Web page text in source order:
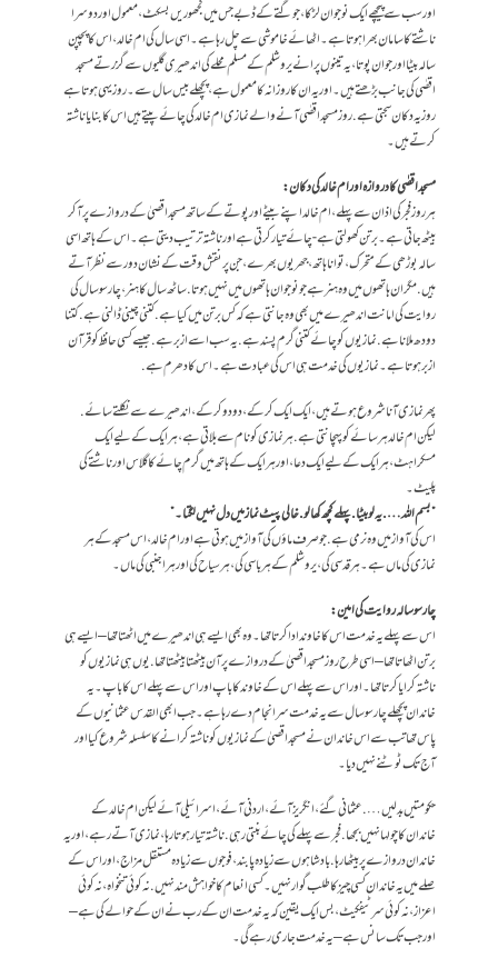
اور سب سے پیچھے ایک نوجوان لڑکا ،جو گتے کے ڈبے جس میں کجھوریں بسکٹ ، معمول اور دوسرا
ناشتے کا سامان بھرا ہوتا ہے ۔ اٹھائے خاموشی سے چل رہا ہے۔ اسی سال کی ام خالد ، اس کا پچپن
سالہ بیٹا اور جوان پوتا، یہ تینوں پرانے یروشلم کے مسلم محلے کی اندھیری گلیوں سے گزرتے مسجد
اقصٰی کی جانب بڑھتے ہیں ۔ اور یہ ان کا روزانہ کا معمول ہے ، پچھلے بیس سال سے۔ روز یہی ہوتا ہے
روز یہ دکان سجتی ہے. روز مسجد اقصٰی آنے والے نمازی ام خالد کی چائے پیتے ہیں اس کا بنایا ناشتہ
کرتے ہیں ۔
مسجد اقصٰی کا دروازہ اور ام خالد کی دکان :
ہر روز فجر کی اذان سے پہلے ، ام خالد اپنے بیٹے اور پوتے کے ساتھ مسجد اقصیٰ کے دروازے پر آ کر
بیٹھ جاتی ہے۔ برتن کھولتی ہے -چائے تیار کرتی ہےاور ناشتہ ترتیب دیتی ہے۔ اس کے ہاتھ اسی
سالہ بوڑھی کے متحرک ، توانا ہاتھ ، جھریوں بھرے ،جن پر نقش وقت کے نشان دور سے نظر آتے
ہیں. مگر ان ہاتھوں میں وہ ہنر ہے جو نوجوان ہاتھوں میں نہیں ہوتا . ساٹھ سال کا ہنر، چار سو سال کی
روایت کی امانت اندھیرے میں بھی وہ جانتی ہے کہ کس برتن میں کیا ہے. کتنی چینی ڈالنی ہے . کتنا
دودھ ملانا ہے . نمازیوں کو چائے کتنی گرم پسند ہے . یہ سب اسے ازبر ہے . جیسے کسی حافظ کو قرآن
ازبر ہوتا ہے۔ نمازیوں کی خدمت ہی اس کی عبادت ہے ۔ اس کا دھرم ہے.
پھر نمازی آنا شروع ہوتے ہیں، ایک ایک کر کے، دو دو کر کے، اندھیرے سے نکلتے سائے .
لیکن ام خالد ہر سائے کو پہچانتی ہے. ہر نمازی کو نام سے بلاتی ہے، ہر ایک کے لیے ایک
مسکراہٹ، ہر ایک کے لیے ایک دعا، اور ہر ایک کے ہاتھ میں گرم چائے کا گلاس اور ناشتے کی
پلیٹ۔
”بسم اللہ…. یہ لو بیٹا . پہلے کچھ کھا لو .خالی پیٹ نماز میں دل نہیں لگتا۔”
اس کی آواز میں وہ نرمی ہے . جو صرف ماؤں کی آواز میں ہوتی ہے اور ام خالد، اس مسجد کے ہر
نمازی کی ماں ہے۔ ہر قدسی کی ، یروشلم کے ہر باسی کی ، ہر سیاح کی اور ہر اجنبی کی ماں ۔
چار سو سالہ روایت کی امین :
اس سے پہلے یہ خدمت اس کا خاوند ادا کرتا تھا۔ وہ بھی ایسے ہی اندھیرے میں اٹھتا تھا – ایسے ہی
برتن اٹھاتا تھا – اسی طرح روز مسجد اقصیٰ کے دروازے پر آن بیٹھتا بیٹھتا تھا . یوں ہی نمازیوں کو
ناشتہ کرایا کرتا تھا۔ اور اس سے پہلے اس کے خاوند کا باپ اور اس سے پہلے اس کا باپ۔ یہ
خاندان پچھلے چار سو سال سے یہ خدمت سرانجام دے رہا ہے۔جب ابھی القدس عثمانیوں کے
پاس تھا تب سے اس خاندان نے مسجد اقصیٰ کے نمازیوں کو ناشتہ کرانے کا سلسلہ شروع کیا اور
آج تک ٹوٹنے نہیں دیا ۔
حکومتیں بدلیں…. عثمانی گئے ،انگریز آئے ، اردنی آئے ، اسرائیلی آئے لیکن ام خالد کے
خاندان کا چولہا نہیں بجھا. فجر سے پہلے کی چائے بنتی رہی . ناشتہ تیار ہوتا رہا ، نمازی آتے رہے، اور یہ
خاندان دروازے پر بیٹھا رہا . بادشاہوں سے زیادہ پابند، فوجوں سے زیادہ مستقل مزاج ، اور اس کے
صلے میں یہ خاندان کسی چیز کا طلب گوار نہیں۔ کسی انعام کا خواہش مند نہیں. نہ کوئی تنخواہ ، نہ کوئی
اعزاز، نہ کوئی سرٹیفکیٹ ، بس ایک یقین کہ یہ خدمت ان کے رب نے ان کے حوالے کی ہے –
اور جب تک سانس ہے – یہ خدمت جاری رہے گی۔